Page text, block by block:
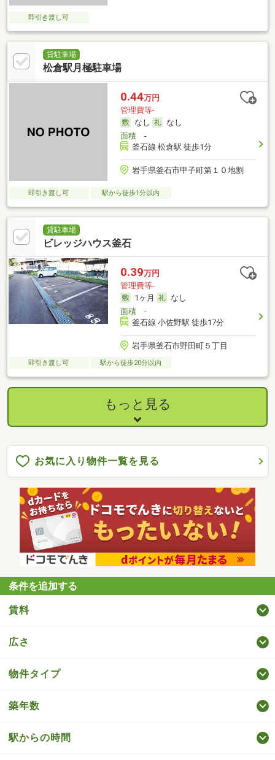
即引き渡し可
貸駐車場
松倉駅月極駐車場
0.44万円
管理費等-
なし
なし
面積-
釜石線 松倉駅 徒歩1分
岩手県釜石市甲子町第１０地割
即引き渡し可 駅から徒歩1分以内
貸駐車場
ビレッジハウス釜石
0.39万円
管理費等-
1ヶ月
なし
面積-
釜石線 小佐野駅 徒歩17分
岩手県釜石市野田町５丁目
即引き渡し可 駅から徒歩20分以内
もっと見る
お気に入り物件一覧を見る
条件を追加する
賃料
広さ
物件タイプ
築年数
駅からの時間